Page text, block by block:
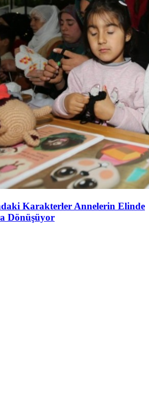
Karakterler Annelerin Elinde
Dönüşüyor